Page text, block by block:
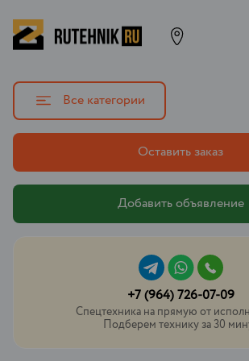
Все категории
Оставить заказ
Добавить объявление
+7 (964) 726-07-09
Спецтехника на прямую от
Подберем технику за 30